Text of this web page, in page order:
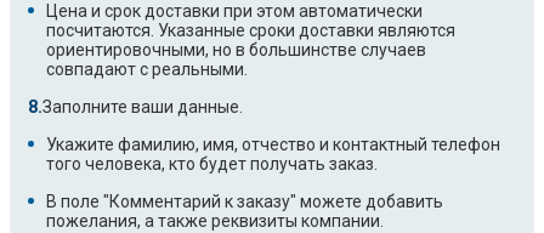
Цена и срок доставки при этом автоматически
посчитаются. Указанные сроки доставки являются
ориентировочными, но в большинстве случаев
совпадают с реальными.
Заполните ваши данные.
Укажите фамилию, имя, отчество и контактный телефон
того человека, кто будет получать заказ.
В поле "Комментарий к заказу" можете добавить
пожелания, а также реквизиты компании.